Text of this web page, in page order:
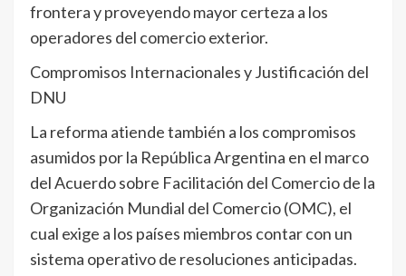
frontera y proveyendo mayor certeza a los
operadores del comercio exterior.
Compromisos Internacionales y Justificación del
DNU
La reforma atiende también a los compromisos
asumidos por la República Argentina en el marco
del Acuerdo sobre Facilitación del Comercio de la
Organización Mundial del Comercio (OMC), el
cual exige a los países miembros contar con un
sistema operativo de resoluciones anticipadas.